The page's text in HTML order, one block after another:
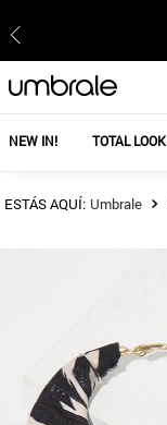
NEW IN! TOTAL LOOK